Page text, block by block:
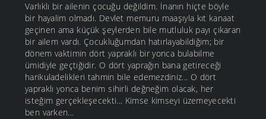
Varlıklı bir ailenin çocuğu değildim. İnanın hiçte böyle
bir hayalim olmadı. Devlet memuru maaşıyla kıt kanaat
geçinen ama küçük şeylerden bile mutluluk payı çıkaran
bir ailem vardı. Çocukluğumdan hatırlayabildiğim; bir
dönem vaktimin dört yapraklı bir yonca bulabilme
ümidiyle geçtiğidir. O dört yaprağın bana getireceği
harikuladelikleri tahmin bile edemezdiniz... O dört
yapraklı yonca benim sihirli değneğim olacak, her
isteğim gerçekleşecekti... Kimse kimseyi üzemeyecekti
ben varken...